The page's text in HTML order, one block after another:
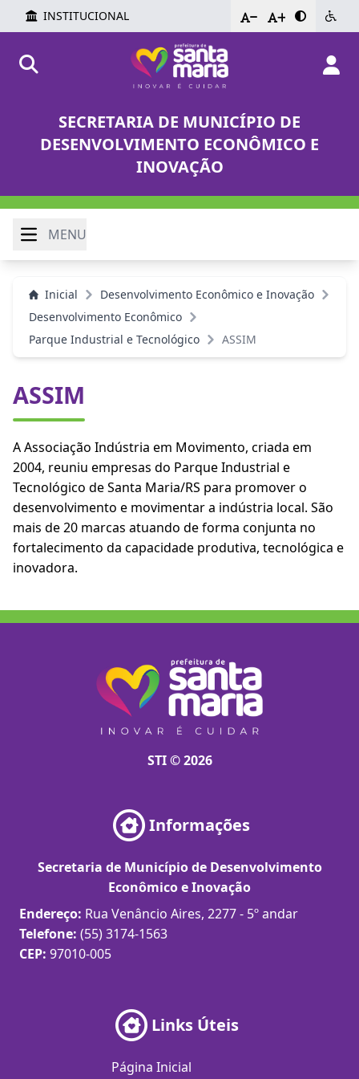
INSTITUCIONAL - +
SECRETARIA DE MUNICÍPIO DE
DESENVOLVIMENTO ECONÔMICO E
INOVAÇÃO
MENU
Inicial
Desenvolvimento Econômico e Inovação
Desenvolvimento Econômico
Parque Industrial e Tecnológico
ASSIM
ASSIM
A Associação Indústria em Movimento, criada em
2004, reuniu empresas do Parque Industrial e
Tecnológico de Santa Maria/RS para promover o
desenvolvimento e movimentar a indústria local. São
mais de 20 marcas atuando de forma conjunta no
fortalecimento da capacidade produtiva, tecnológica e
inovadora.
STI © 2026
Informações
Secretaria de Município de Desenvolvimento
Econômico e Inovação
Endereço: Rua Venâncio Aires, 2277 - 5º andar
Telefone: (55) 3174-1563
CEP: 97010-005
Links Úteis
Página Inicial